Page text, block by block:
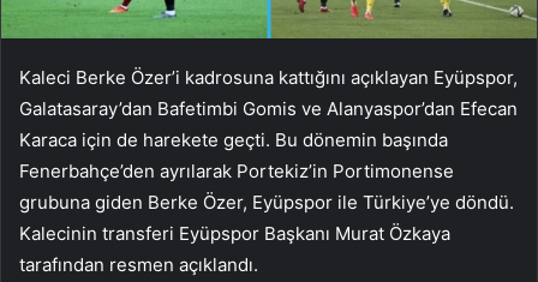
Kaleci Berke Özer’i kadrosuna kattığını açıklayan Eyüpspor,
Galatasaray’dan Bafetimbi Gomis ve Alanyaspor’dan Efecan
Karaca için de harekete geçti. Bu dönemin başında
Fenerbahçe’den ayrılarak Portekiz’in Portimonense
grubuna giden Berke Özer, Eyüpspor ile Türkiye’ye döndü.
Kalecinin transferi Eyüpspor Başkanı Murat Özkaya
tarafından resmen açıklandı.